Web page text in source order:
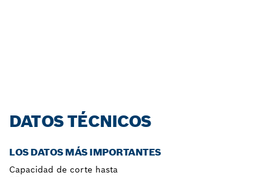
DATOS TÉCNICOS
LOS DATOS MÁS IMPORTANTES
Capacidad de corte hasta